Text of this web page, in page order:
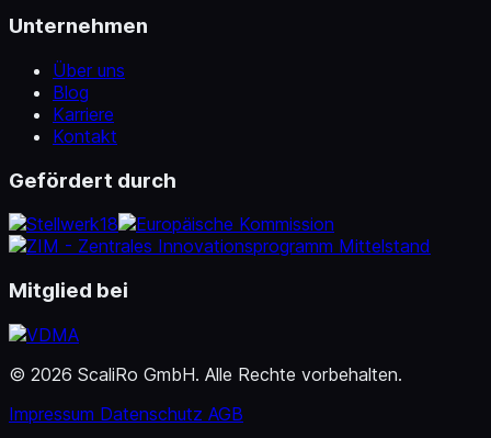
Unternehmen
Über uns
Blog
Karriere
Kontakt
Gefördert durch
Mitglied bei
© 2026 ScaliRo GmbH. Alle Rechte vorbehalten.
Impressum Datenschutz AGB